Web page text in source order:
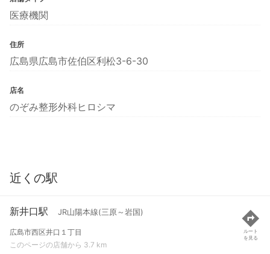
医療機関
住所
広島県広島市佐伯区利松3-6-30
店名
のぞみ整形外科ヒロシマ
近くの駅
新井口駅 JR山陽本線(三原～岩国)
広島市西区井口１丁目
このページの店舗から 3.7 km
ルート
を見る